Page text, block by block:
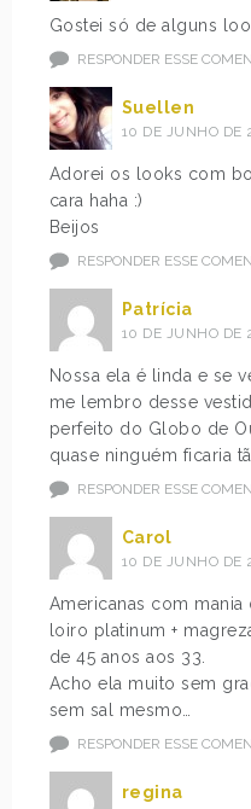
Gostei só de alguns
RESPONDER ESSE
Suellen
10 DE JUNHO DE
Adorei os looks com
cara haha :)
Beijos
RESPONDER ESSE
Patrícia
10 DE JUNHO DE
Nossa ela é linda e se
me lembro desse
perfeito do Globo de
quase ninguém ficaria
RESPONDER ESSE
Carol
10 DE JUNHO DE
Americanas com
loiro platinum +
de 45 anos aos 33.
Acho ela muito sem
sem sal mesmo…
RESPONDER ESSE
regina